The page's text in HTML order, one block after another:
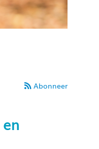
Abonneer